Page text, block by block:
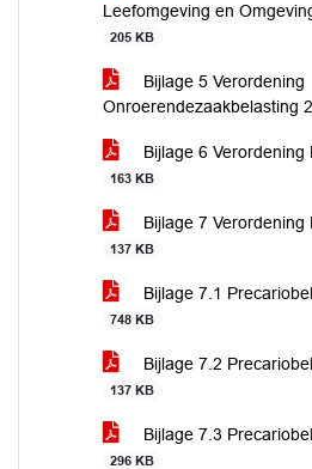
Leefomgeving en
205 KB
Bijlage 5 Verordening
Onroerendezaakbelasting
Bijlage 6
163 KB
Bijlage 7
137 KB
Bijlage 7.1
748 KB
Bijlage 7.2
137 KB
Bijlage 7.3
296 KB